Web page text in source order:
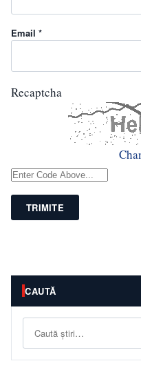
Email *
Recaptcha
TRIMITE
CAUTĂ